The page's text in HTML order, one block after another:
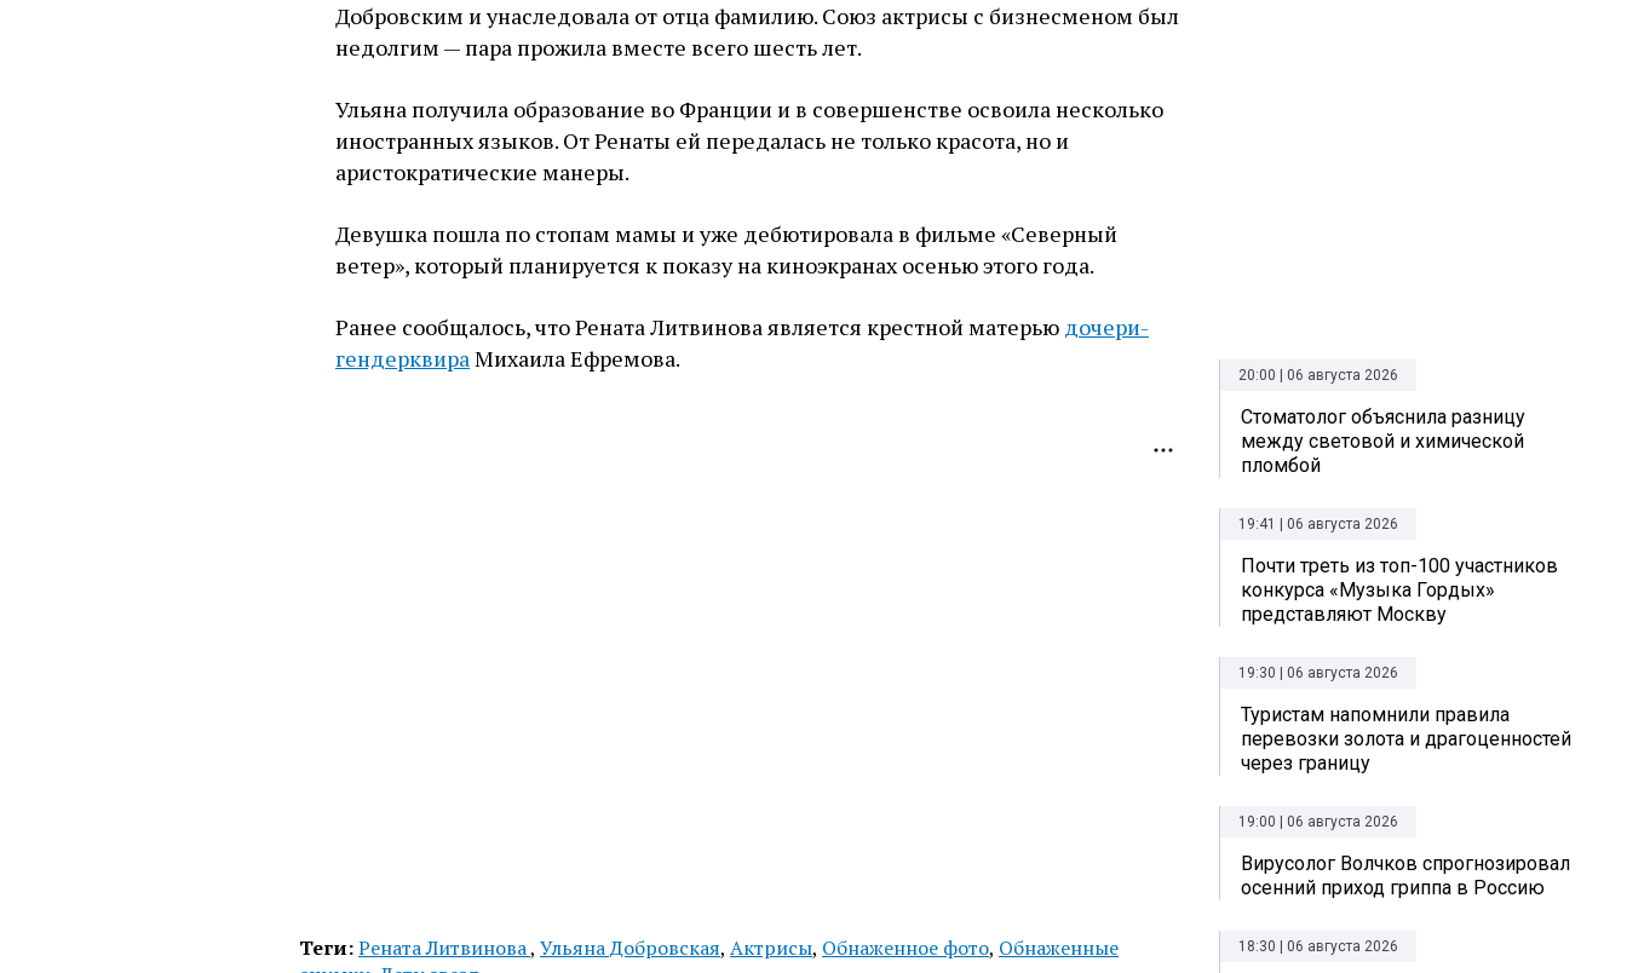
Добровским и унаследовала от отца фамилию. Союз актрисы с бизнесменом был
недолгим — пара прожила вместе всего шесть лет.
Ульяна получила образование во Франции и в совершенстве освоила несколько
иностранных языков. От Ренаты ей передалась не только красота, но и
аристократические манеры.
Девушка пошла по стопам мамы и уже дебютировала в фильме «Северный
ветер», который планируется к показу на киноэкранах осенью этого года.
Ранее сообщалось, что Рената Литвинова является крестной матерью дочери-
гендерквираМихаила Ефремова.
Теги:Рената Литвинова, Ульяна Добровская, Актрисы, Обнаженное фото, Обнаженные
20:00 | 06 августа 2026
Стоматолог объяснила разницу
между световой и химической
пломбой
19:41 | 06 августа 2026
Почти треть из топ-100 участников
конкурса «Музыка Гордых»
представляют Москву
19:30 | 06 августа 2026
Туристам напомнили правила
перевозки золота и драгоценностей
через границу
19:00 | 06 августа 2026
Вирусолог Волчков спрогнозировал
осенний приход гриппа в Россию
18:30 | 06 августа 2026